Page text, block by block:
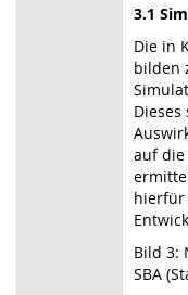
3.1
Die in
bilden
auf
hierfür
Bild 3:
SBA